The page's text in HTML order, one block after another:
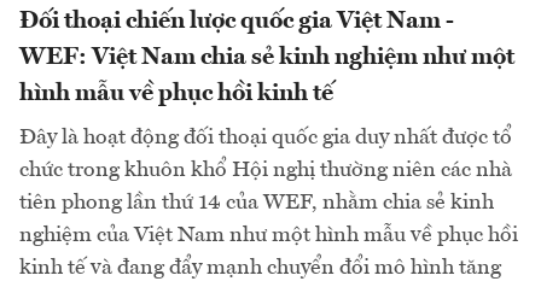
Đối thoại chiến lược quốc gia Việt Nam -
WEF: Việt Nam chia sẻ kinh nghiệm như một
hình mẫu về phục hồi kinh tế
Đây là hoạt động đối thoại quốc gia duy nhất được tổ
chức trong khuôn khổ Hội nghị thường niên các nhà
tiên phong lần thứ 14 của WEF, nhằm chia sẻ kinh
nghiệm của Việt Nam như một hình mẫu về phục hồi
kinh tế và đang đẩy mạnh chuyển đổi mô hình tăng